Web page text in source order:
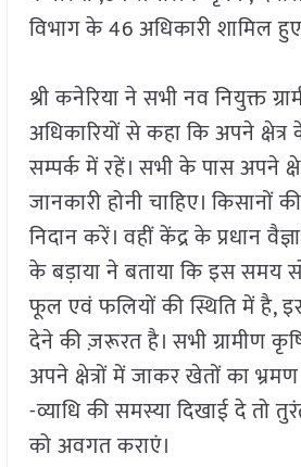
विभाग के 46 अधिकारी शामिल
श्री कनेरिया ने सभी नव नियुक्त
अधिकारियों से कहा कि अपने
सम्पर्क में रहें। सभी के पास अपने
जानकारी होनी चाहिए। किसानों
निदान करें। वहीं केंद्र के प्रधान
के बड़ाया ने बताया कि इस समय
फूल एवं फलियों की स्थिति में है,
देने की ज़रूरत है। सभी ग्रामीण
अपने क्षेत्रों में जाकर खेतों का
-व्याधि की समस्या दिखाई दे तो
को अवगत कराएं।